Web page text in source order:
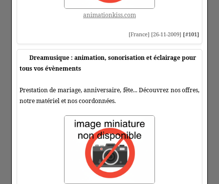
animationkiss.com
[France] [26-11-2009] [#101]
Dreamusique : animation, sonorisation et éclairage pour
tous vos évènements
Prestation de mariage, anniversaire, fête... Découvrez nos offres,
notre matériel et nos coordonnées.